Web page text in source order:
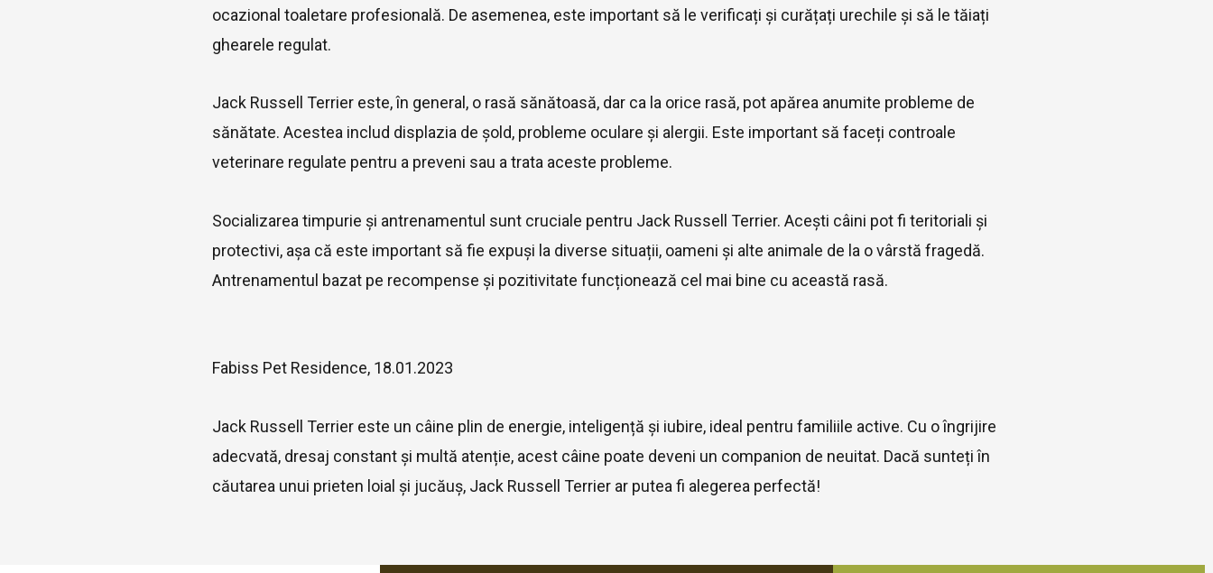
ocazional toaletare profesională. De asemenea, este important să le verificați și curățați urechile și să le tăiați
ghearele regulat.
Jack Russell Terrier este, în general, o rasă sănătoasă, dar ca la orice rasă, pot apărea anumite probleme de
sănătate. Acestea includ displazia de șold, probleme oculare și alergii. Este important să faceți controale
veterinare regulate pentru a preveni sau a trata aceste probleme.
Socializarea timpurie și antrenamentul sunt cruciale pentru Jack Russell Terrier. Acești câini pot fi teritoriali și
protectivi, așa că este important să fie expuși la diverse situații, oameni și alte animale de la o vârstă fragedă.
Antrenamentul bazat pe recompense și pozitivitate funcționează cel mai bine cu această rasă.
Fabiss Pet Residence, 18.01.2023
Jack Russell Terrier este un câine plin de energie, inteligență și iubire, ideal pentru familiile active. Cu o îngrijire
adecvată, dresaj constant și multă atenție, acest câine poate deveni un companion de neuitat. Dacă sunteți în
căutarea unui prieten loial și jucăuș, Jack Russell Terrier ar putea fi alegerea perfectă!